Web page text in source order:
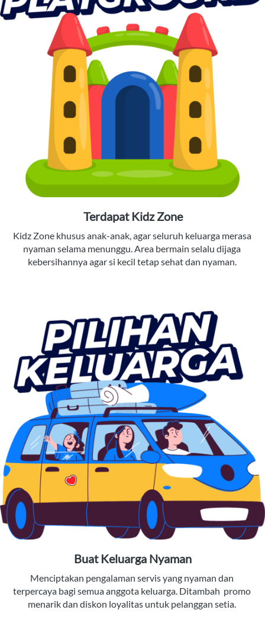
Terdapat Kidz Zone
Kidz Zone khusus anak-anak, agar seluruh keluarga merasa
nyaman selama menunggu. Area bermain selalu dijaga
kebersihannya agar si kecil tetap sehat dan nyaman.
Buat Keluarga Nyaman
Menciptakan pengalaman servis yang nyaman dan
terpercaya bagi semua anggota keluarga. Ditambah  promo
menarik dan diskon loyalitas untuk pelanggan setia.